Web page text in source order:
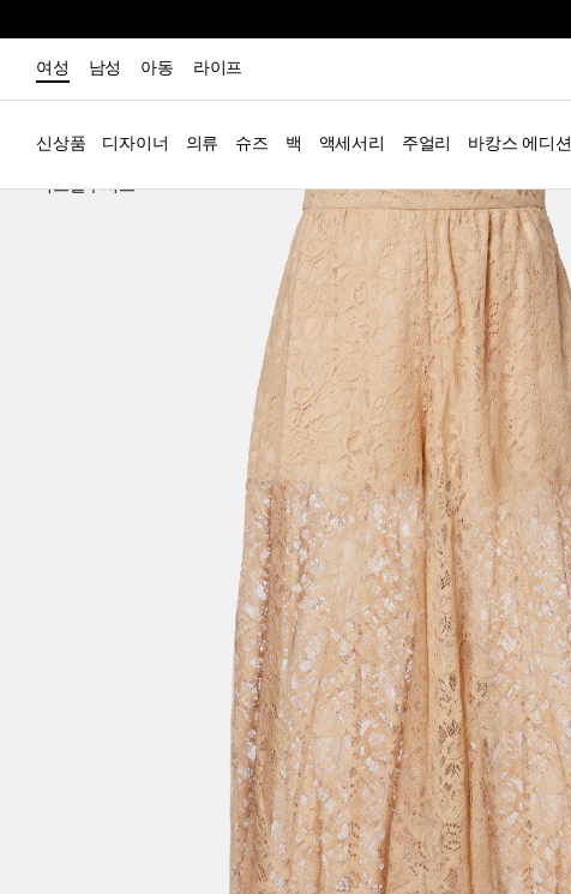
여성 남성 아동 라이프
신상품 디자이너 의류 슈즈 백 액세서리 주얼리 바캉스 에디션
익스클루시브